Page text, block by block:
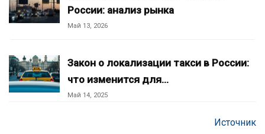
России: анализ рынка
Май 13, 2026
Закон о локализации такси в России:
что изменится для…
Май 14, 2025
Источник